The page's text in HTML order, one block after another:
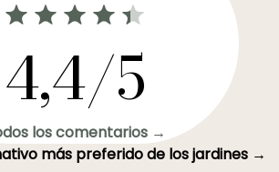
4,4/5
los comentarios →
más preferido de los jardines →